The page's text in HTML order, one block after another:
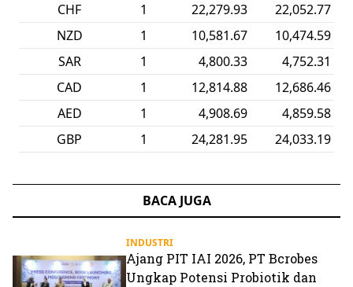
CHF
1 22,279.93
22,052.77
NZD
1 10,581.67
10,474.59
SAR
1 4,800.33
4,752.31
CAD
1 12,814.88
12,686.46
AED
1 4,908.69
4,859.58
GBP
1 24,281.95 24,033.19
BACA JUGA
INDUSTRI
Ajang PIT IAI 2026, PT Bcrobes
Ungkap Potensi Probiotik dan